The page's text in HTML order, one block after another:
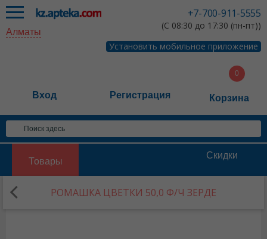
+7-700-911-5555
(С 08:30 до 17:30 (пн-пт))
Установить мобильное приложение
Алматы
Вход Регистрация Корзина
Товары
Скидки
РОМАШКА ЦВЕТКИ 50,0 Ф/Ч ЗЕРДЕ